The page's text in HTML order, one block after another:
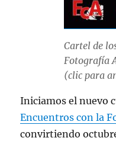
Cartel de
Fotografía
(clic para
Iniciamos el nuevo
Encuentros con la
convirtiendo